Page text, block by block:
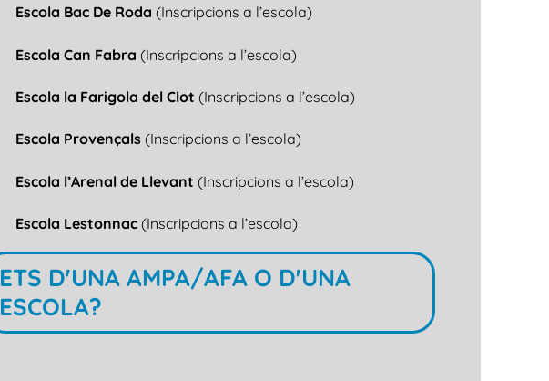
Escola Bac De Roda(Inscripcions a l’escola)
Escola Can Fabra(Inscripcions a l’escola)
Escola la Farigola del Clot(Inscripcions a l’escola)
Escola Provençals(Inscripcions a l’escola)
Escola l’Arenal de Llevant(Inscripcions a l’escola)
Escola Lestonnac(Inscripcions a l’escola)
ETS D'UNA AMPA/AFA O D'UNA
ESCOLA?